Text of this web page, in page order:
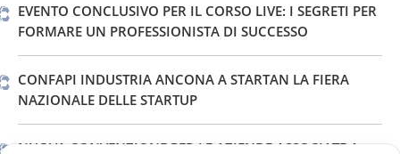
EVENTO CONCLUSIVO PER IL CORSO LIVE: I SEGRETI PER
FORMARE UN PROFESSIONISTA DI SUCCESSO
CONFAPI INDUSTRIA ANCONA A STARTAN LA FIERA
NAZIONALE DELLE STARTUP
NUOVA CONVENZIONE PER LE AZIENDE ASSOCIATE A